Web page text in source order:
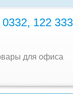
0332, 122
для офиса